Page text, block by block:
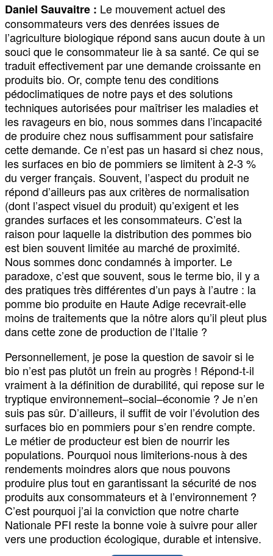
Daniel Sauvaitre : Le mouvement actuel des
consommateurs vers des denrées issues de
l’agriculture biologique répond sans aucun doute à un
souci que le consommateur lie à sa santé. Ce qui se
traduit effectivement par une demande croissante en
produits bio. Or, compte tenu des conditions
pédoclimatiques de notre pays et des solutions
techniques autorisées pour maîtriser les maladies et
les ravageurs en bio, nous sommes dans l’incapacité
de produire chez nous suffisamment pour satisfaire
cette demande. Ce n’est pas un hasard si chez nous,
les surfaces en bio de pommiers se limitent à 2-3 %
du verger français. Souvent, l’aspect du produit ne
répond d’ailleurs pas aux critères de normalisation
(dont l’aspect visuel du produit) qu’exigent et les
grandes surfaces et les consommateurs. C’est la
raison pour laquelle la distribution des pommes bio
est bien souvent limitée au marché de proximité.
Nous sommes donc condamnés à importer. Le
paradoxe, c’est que souvent, sous le terme bio, il y a
des pratiques très différentes d’un pays à l’autre : la
pomme bio produite en Haute Adige recevrait-elle
moins de traitements que la nôtre alors qu’il pleut plus
dans cette zone de production de l’Italie ?
Personnellement, je pose la question de savoir si le
bio n’est pas plutôt un frein au progrès ! Répond-t-il
vraiment à la définition de durabilité, qui repose sur le
tryptique environnement–social–économie ? Je n’en
suis pas sûr. D’ailleurs, il suffit de voir l’évolution des
surfaces bio en pommiers pour s’en rendre compte.
Le métier de producteur est bien de nourrir les
populations. Pourquoi nous limiterions-nous à des
rendements moindres alors que nous pouvons
produire plus tout en garantissant la sécurité de nos
produits aux consommateurs et à l’environnement ?
C’est pourquoi j’ai la conviction que notre charte
Nationale PFI reste la bonne voie à suivre pour aller
vers une production écologique, durable et intensive.